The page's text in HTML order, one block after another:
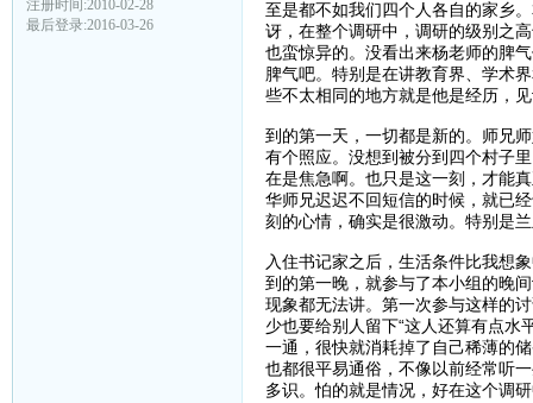
注册时间:2010-02-28
最后登录:2016-03-26
至是都不如我们四个人各自的家乡
讶，在整个调研中，调研的级别之
也蛮惊异的。没看出来杨老师的脾
脾气吧。特别是在讲教育界、学术
些不太相同的地方就是他是经历，
到的第一天，一切都是新的。师兄
有个照应。没想到被分到四个村子
在是焦急啊。也只是这一刻，才能
华师兄迟迟不回短信的时候，就已
刻的心情，确实是很激动。特别是
入住书记家之后，生活条件比我想
到的第一晚，就参与了本小组的晚
现象都无法讲。第一次参与这样的
少也要给别人留下“这人还算有点水
一通，很快就消耗掉了自己稀薄的
也都很平易通俗，不像以前经常听
多识。怕的就是情况，好在这个调